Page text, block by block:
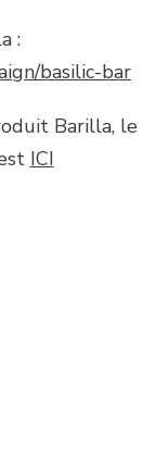
:
basilic-bar
Barilla, le
ICI